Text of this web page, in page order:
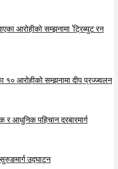
आरोहीको सम्झनामा ‘ट्रिब्युट रन
१० आरोहीको सम्झनामा दीप प्रज्ज्वलन
र आधुनिक पहिचान दरबारमार्ग
उद्घाटन